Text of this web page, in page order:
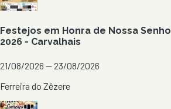
Festejos em Honra de Nossa
2026 - Carvalhais
21/08/2026 — 23/08/2026
Ferreira do Zêzere